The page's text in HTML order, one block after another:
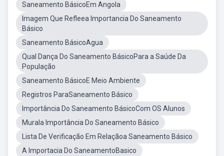
Saneamento BásicoEm Angola
Imagem Que Refleea Importancia Do Saneamento
Básico
Saneamento BásicoAgua
Qual Dança Do Saneamento BásicoPara a Saúde Da
População
Saneamento BásicoE Meio Ambiente
Registros ParaSaneamento Básico
Importância Do Saneamento BásicoCom OS Alunos
Murala Importância Do Saneamento Básico
Lista De Verificação Em Relaçãoa Saneamento Básico
A Importacia Do SaneamentoBasico